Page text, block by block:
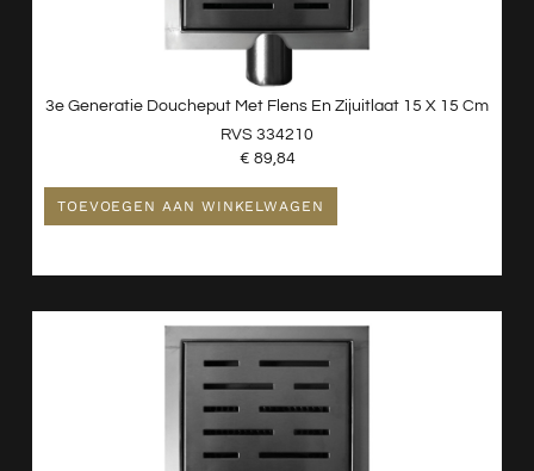
3e Generatie Doucheput Met Flens En Zijuitlaat 15 X 15 Cm
RVS 334210
€ 89,84
TOEVOEGEN AAN WINKELWAGEN